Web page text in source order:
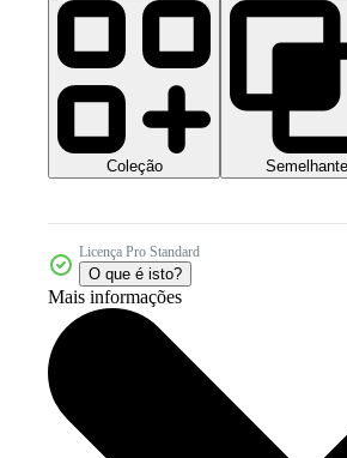
Coleção Semelhante
Licença Pro Standard
O que é isto?
Mais informações